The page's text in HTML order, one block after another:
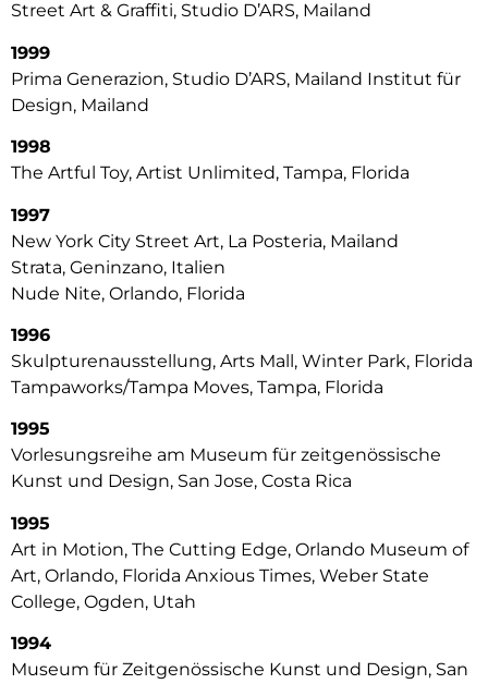
Street Art & Graffiti, Studio D’ARS, Mailand
1999
Prima Generazion, Studio D’ARS, Mailand Institut für
Design, Mailand
1998
The Artful Toy, Artist Unlimited, Tampa, Florida
1997
New York City Street Art, La Posteria, Mailand
Strata, Geninzano, Italien
Nude Nite, Orlando, Florida
1996
Skulpturenausstellung, Arts Mall, Winter Park, Florida
Tampaworks/Tampa Moves, Tampa, Florida
1995
Vorlesungsreihe am Museum für zeitgenössische
Kunst und Design, San Jose, Costa Rica
1995
Art in Motion, The Cutting Edge, Orlando Museum of
Art, Orlando, Florida Anxious Times, Weber State
College, Ogden, Utah
1994
Museum für Zeitgenössische Kunst und Design, San